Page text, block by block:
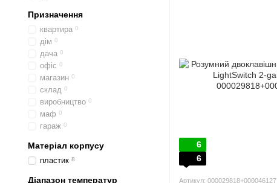
6
6
Артикул: 000029818+000046127
Призначення
квартира 0
дім 0
дача 0
офіс 0
магазин 0
склад 0
виробництво 0
маф 0
гараж 0
Матеріал корпусу
пластик 8
Діапазон температур